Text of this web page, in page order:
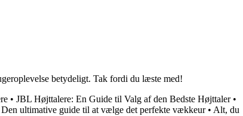
betydeligt. Tak fordi du læste med!
• JBL Højttalere: En Guide til Valg af den Bedste Højttaler•
ultimative guide til at vælge det perfekte vækkeur• Alt, du